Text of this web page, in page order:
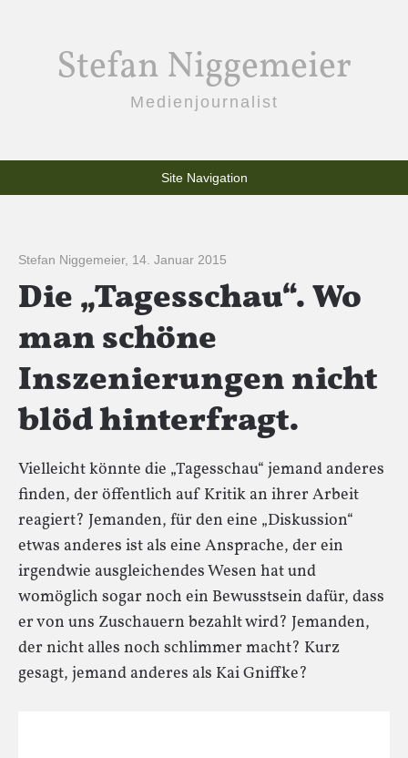
Stefan Niggemeier
Medienjournalist
Site Navigation
Stefan Niggemeier, 14. Januar 2015
Die „Tagesschau“. Wo
man schöne
Inszenierungen nicht
blöd hinterfragt.
Vielleicht könnte die „Tagesschau“ jemand anderes
finden, der öffentlich auf Kritik an ihrer Arbeit
reagiert? Jemanden, für den eine „Diskussion“
etwas anderes ist als eine Ansprache, der ein
irgendwie ausgleichendes Wesen hat und
womöglich sogar noch ein Bewusstsein dafür, dass
er von uns Zuschauern bezahlt wird? Jemanden,
der nicht alles noch schlimmer macht? Kurz
gesagt, jemand anderes als Kai Gniffke?